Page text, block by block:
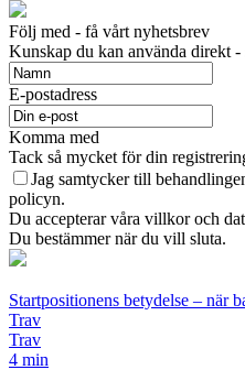
Följ med - få vårt nyhetsbrev
Kunskap du kan använda direkt
E-postadress
Komma med
Tack så mycket för din
Jag samtycker till
policyn.
Du accepterar våra villkor och
Du bestämmer när du vill sluta.
Startpositionens betydelse – när
Trav
Trav
4 min